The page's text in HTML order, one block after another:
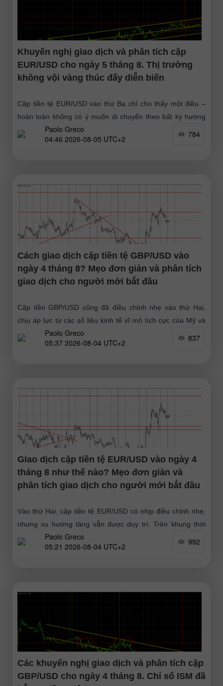
Khuyến nghị giao dịch và phân tích cặp
EUR/USD cho ngày 5 tháng 8. Thị trường
không vội vàng thúc đẩy diễn biến
Cặp tiền tệ EUR/USD vào thứ Ba chỉ cho thấy một điều –
hoàn toàn không có ý muốn di chuyển theo bất kỳ hướng
nào. Vào cuối ngày, đồng
Paolo Greco
04:46 2026-08-05 UTC+2
784
Cách giao dịch cặp tiền tệ GBP/USD vào
ngày 4 tháng 8? Mẹo đơn giản và phân tích
giao dịch cho người mới bắt đầu
Cặp tiền GBP/USD cũng đã điều chỉnh nhẹ vào thứ Hai,
chịu áp lực từ các số liệu kinh tế vĩ mô tích cực của Mỹ và
nhu cầu điềuPaolo Greco
05:37 2026-08-04 UTC+2
837
Giao dịch cặp tiền tệ EUR/USD vào ngày 4
tháng 8 như thế nào? Mẹo đơn giản và
phân tích giao dịch cho người mới bắt đầu
Vào thứ Hai, cặp tiền tệ EUR/USD có nhịp điều chỉnh nhẹ,
nhưng xu hướng tăng vẫn được duy trì. Trên khung thời
gian H1, có thể thấy
Paolo Greco
05:21 2026-08-04 UTC+2
992
Các khuyến nghị giao dịch và phân tích cặp
GBP/USD cho ngày 4 tháng 8. Chỉ số ISM đã